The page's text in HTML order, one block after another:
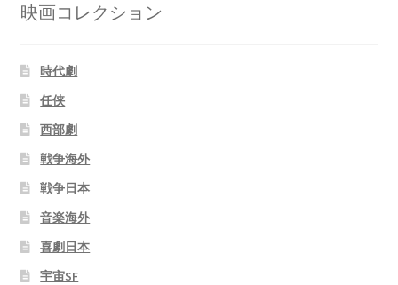
映画コレクション
時代劇
任侠
西部劇
戦争海外
戦争日本
音楽海外
喜劇日本
宇宙SF